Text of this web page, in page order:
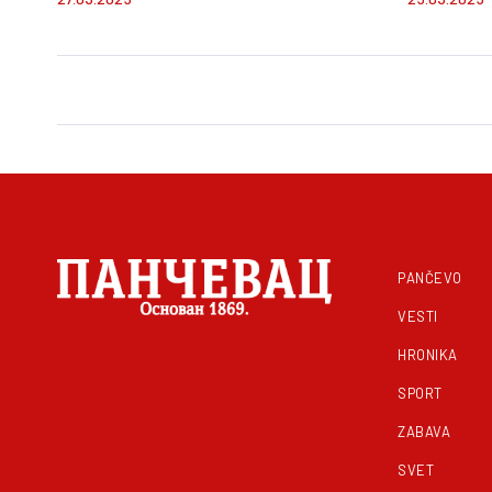
PANČEVO
VESTI
HRONIKA
SPORT
ZABAVA
SVET